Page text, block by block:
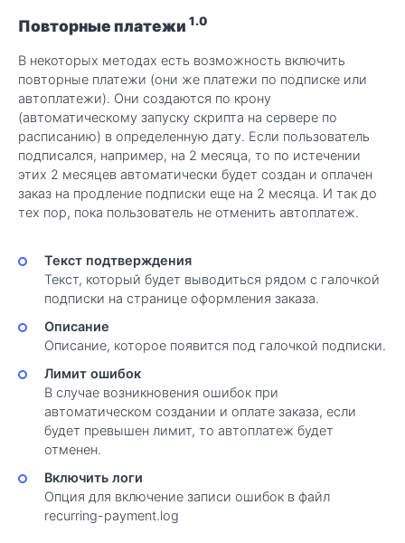
Повторные платежи 1.0
В некоторых методах есть возможность включить
повторные платежи (они же платежи по подписке или
автоплатежи). Они создаются по крону
(автоматическому запуску скрипта на сервере по
расписанию) в определенную дату. Если пользователь
подписался, например, на 2 месяца, то по истечении
этих 2 месяцев автоматически будет создан и оплачен
заказ на продление подписки еще на 2 месяца. И так до
тех пор, пока пользователь не отменить автоплатеж.
Текст подтверждения
Текст, который будет выводиться рядом с галочкой
подписки на странице оформления заказа.
Описание
Описание, которое появится под галочкой подписки.
Лимит ошибок
В случае возникновения ошибок при
автоматическом создании и оплате заказа, если
будет превышен лимит, то автоплатеж будет
отменен.
Включить логи
Опция для включение записи ошибок в файл
recurring-payment.log